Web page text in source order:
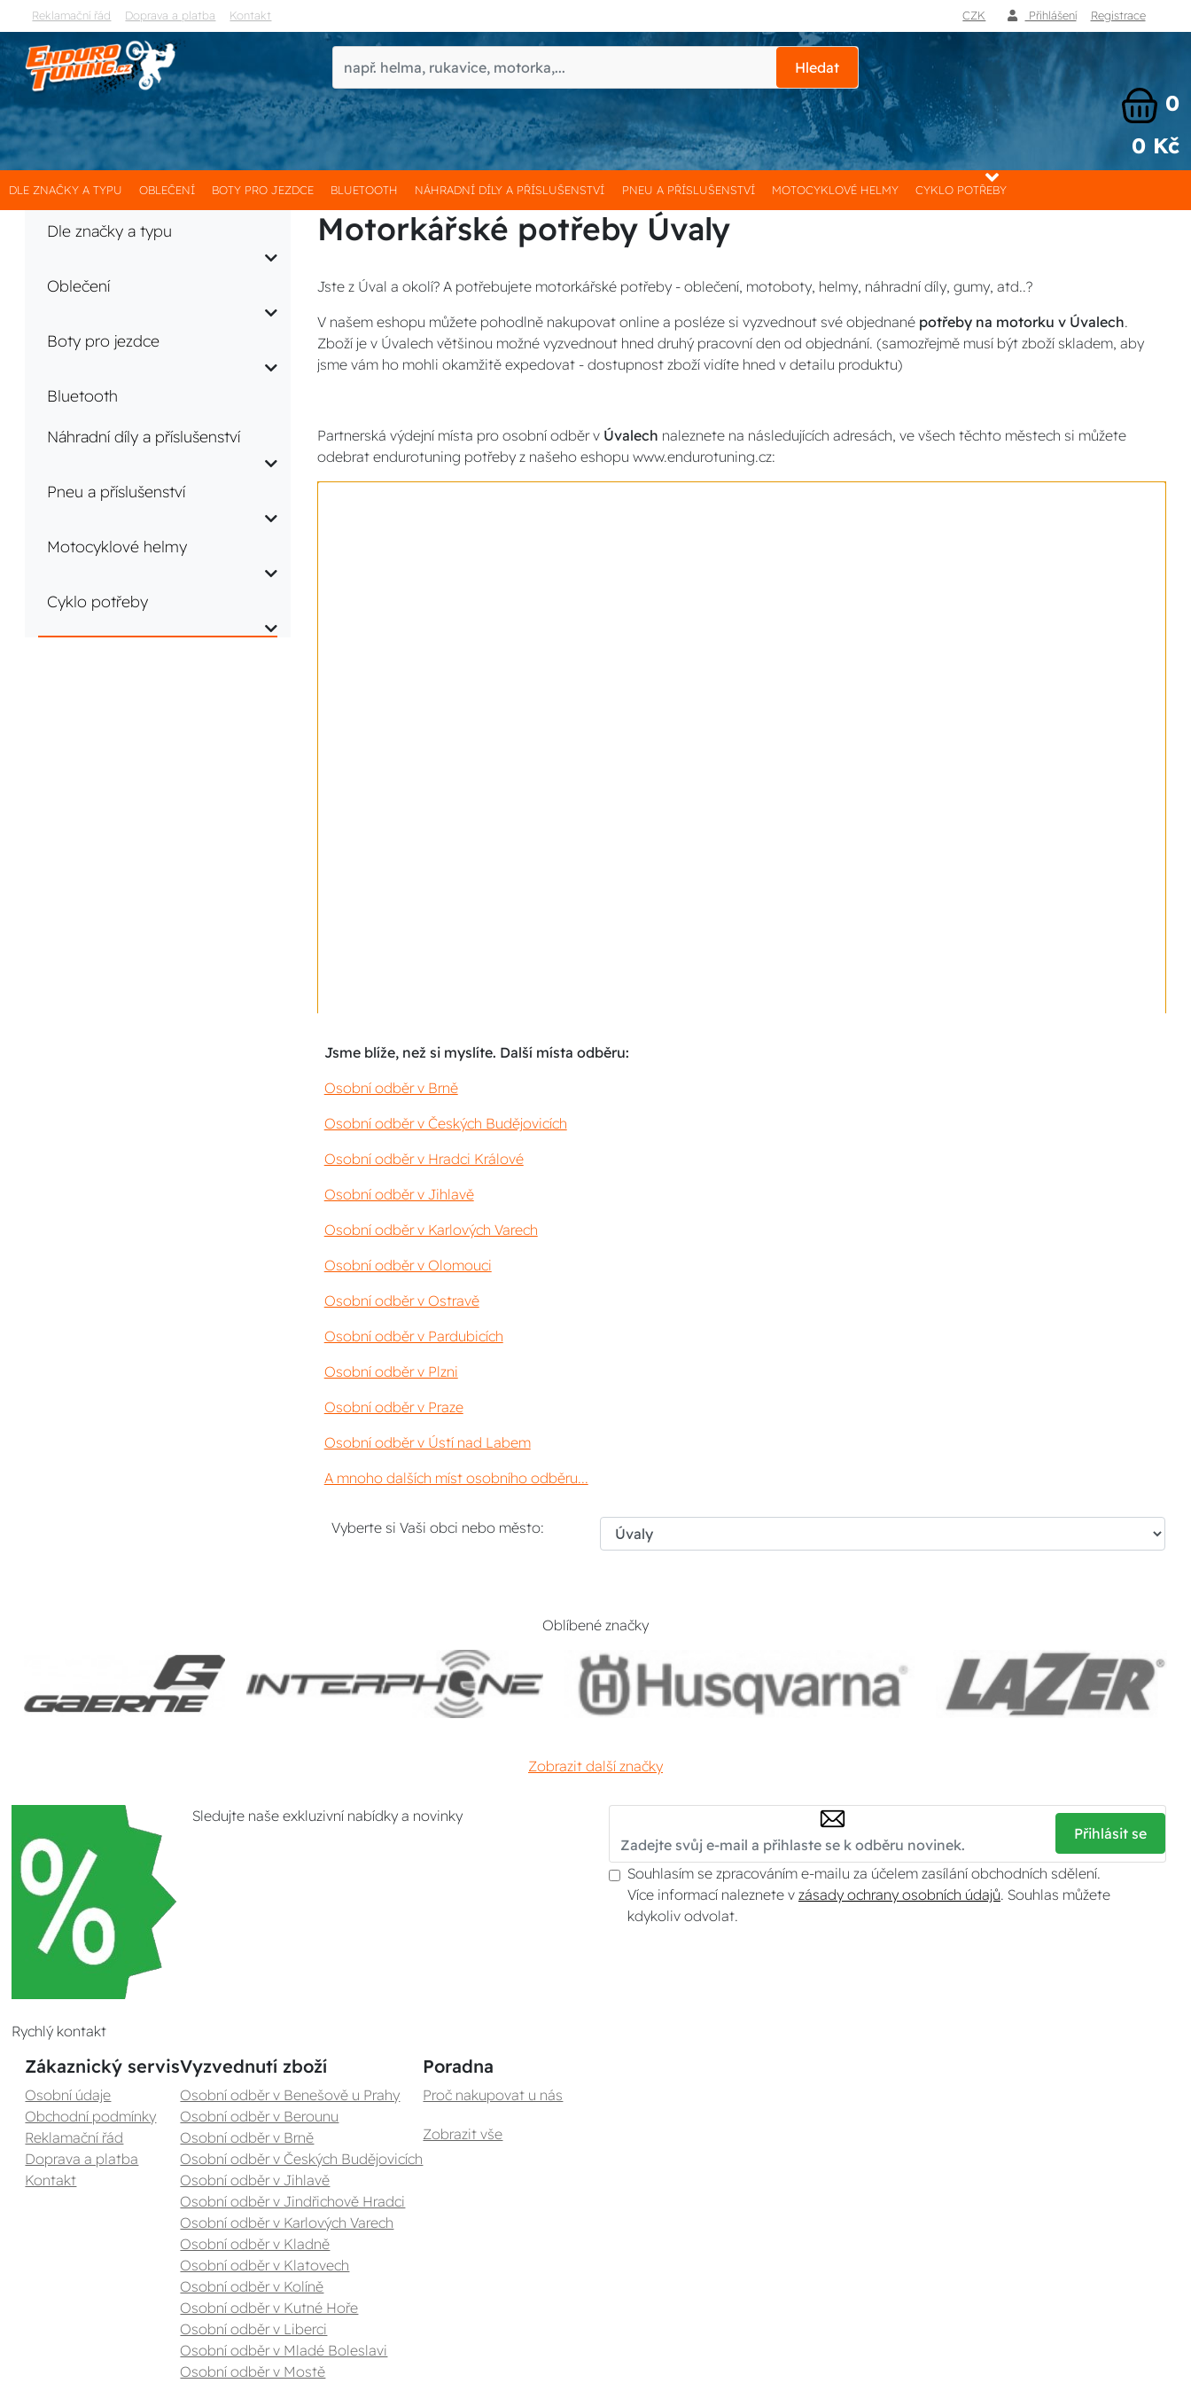
Reklamační řád Doprava a platba Kontakt CZK Přihlášení Registrace
Hledat
0
0 Kč
DLE ZNAČKY A TYPU OBLEČENÍ BOTY PRO JEZDCE BLUETOOTH NÁHRADNÍ DÍLY A PŘÍSLUŠENSTVÍ PNEU A PŘÍSLUŠENSTVÍ MOTOCYKLOVÉ HELMY CYKLO POTŘEBY
Dle značky a typu
Oblečení
Boty pro jezdce
Bluetooth
Náhradní díly a příslušenství
Pneu a příslušenství
Motocyklové helmy
Cyklo potřeby
Motorkářské potřeby Úvaly
Jste z Úval a okolí? A potřebujete motorkářské potřeby - oblečení, motoboty, helmy, náhradní díly, gumy, atd..?
V našem eshopu můžete pohodlně nakupovat online a posléze si vyzvednout své objednané potřeby na motorku v Úvalech.
Zboží je v Úvalech většinou možné vyzvednout hned druhý pracovní den od objednání. (samozřejmě musí být zboží skladem, aby
jsme vám ho mohli okamžitě expedovat - dostupnost zboží vidíte hned v detailu produktu)
Partnerská výdejní místa pro osobní odběr v Úvalech naleznete na následujících adresách, ve všech těchto městech si můžete
odebrat endurotuning potřeby z našeho eshopu www.endurotuning.cz:
Jsme blíže, než si myslíte. Další místa odběru:
Osobní odběr v Brně
Osobní odběr v Českých Budějovicích
Osobní odběr v Hradci Králové
Osobní odběr v Jihlavě
Osobní odběr v Karlových Varech
Osobní odběr v Olomouci
Osobní odběr v Ostravě
Osobní odběr v Pardubicích
Osobní odběr v Plzni
Osobní odběr v Praze
Osobní odběr v Ústí nad Labem
A mnoho dalších míst osobního odběru...
Vyberte si Vaši obci nebo město:
Oblíbené značky
Zobrazit další značky
Sledujte naše exkluzivní nabídky a novinky
Přihlásit se
Souhlasím se zpracováním e-mailu za účelem zasílání obchodních sdělení.
Více informací naleznete v zásady ochrany osobních údajů. Souhlas můžete
kdykoliv odvolat.
Rychlý kontakt
Zákaznický servis
Osobní údaje
Obchodní podmínky
Reklamační řád
Doprava a platba
Kontakt
Vyzvednutí zboží
Osobní odběr v Benešově u Prahy
Osobní odběr v Berounu
Osobní odběr v Brně
Osobní odběr v Českých Budějovicích
Osobní odběr v Jihlavě
Osobní odběr v Jindřichově Hradci
Osobní odběr v Karlových Varech
Osobní odběr v Kladně
Osobní odběr v Klatovech
Osobní odběr v Kolíně
Osobní odběr v Kutné Hoře
Osobní odběr v Liberci
Osobní odběr v Mladé Boleslavi
Osobní odběr v Mostě
Poradna
Proč nakupovat u nás
Zobrazit vše